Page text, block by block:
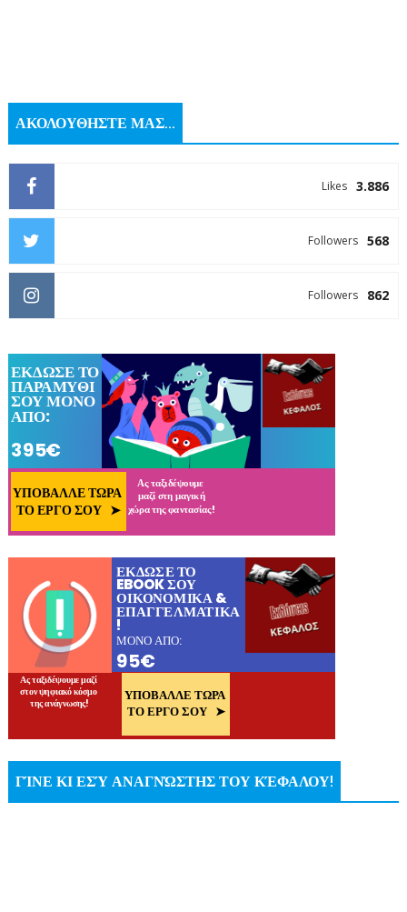
ΑΚΟΛΟΥΘΗΣΤΕ ΜΑΣ...
3.886
Likes
568
Followers
862
Followers
ΓΊΝΕ ΚΙ ΕΣΎ ΑΝΑΓΝΏΣΤΗΣ ΤΟΥ ΚΈΦΑΛΟΥ!